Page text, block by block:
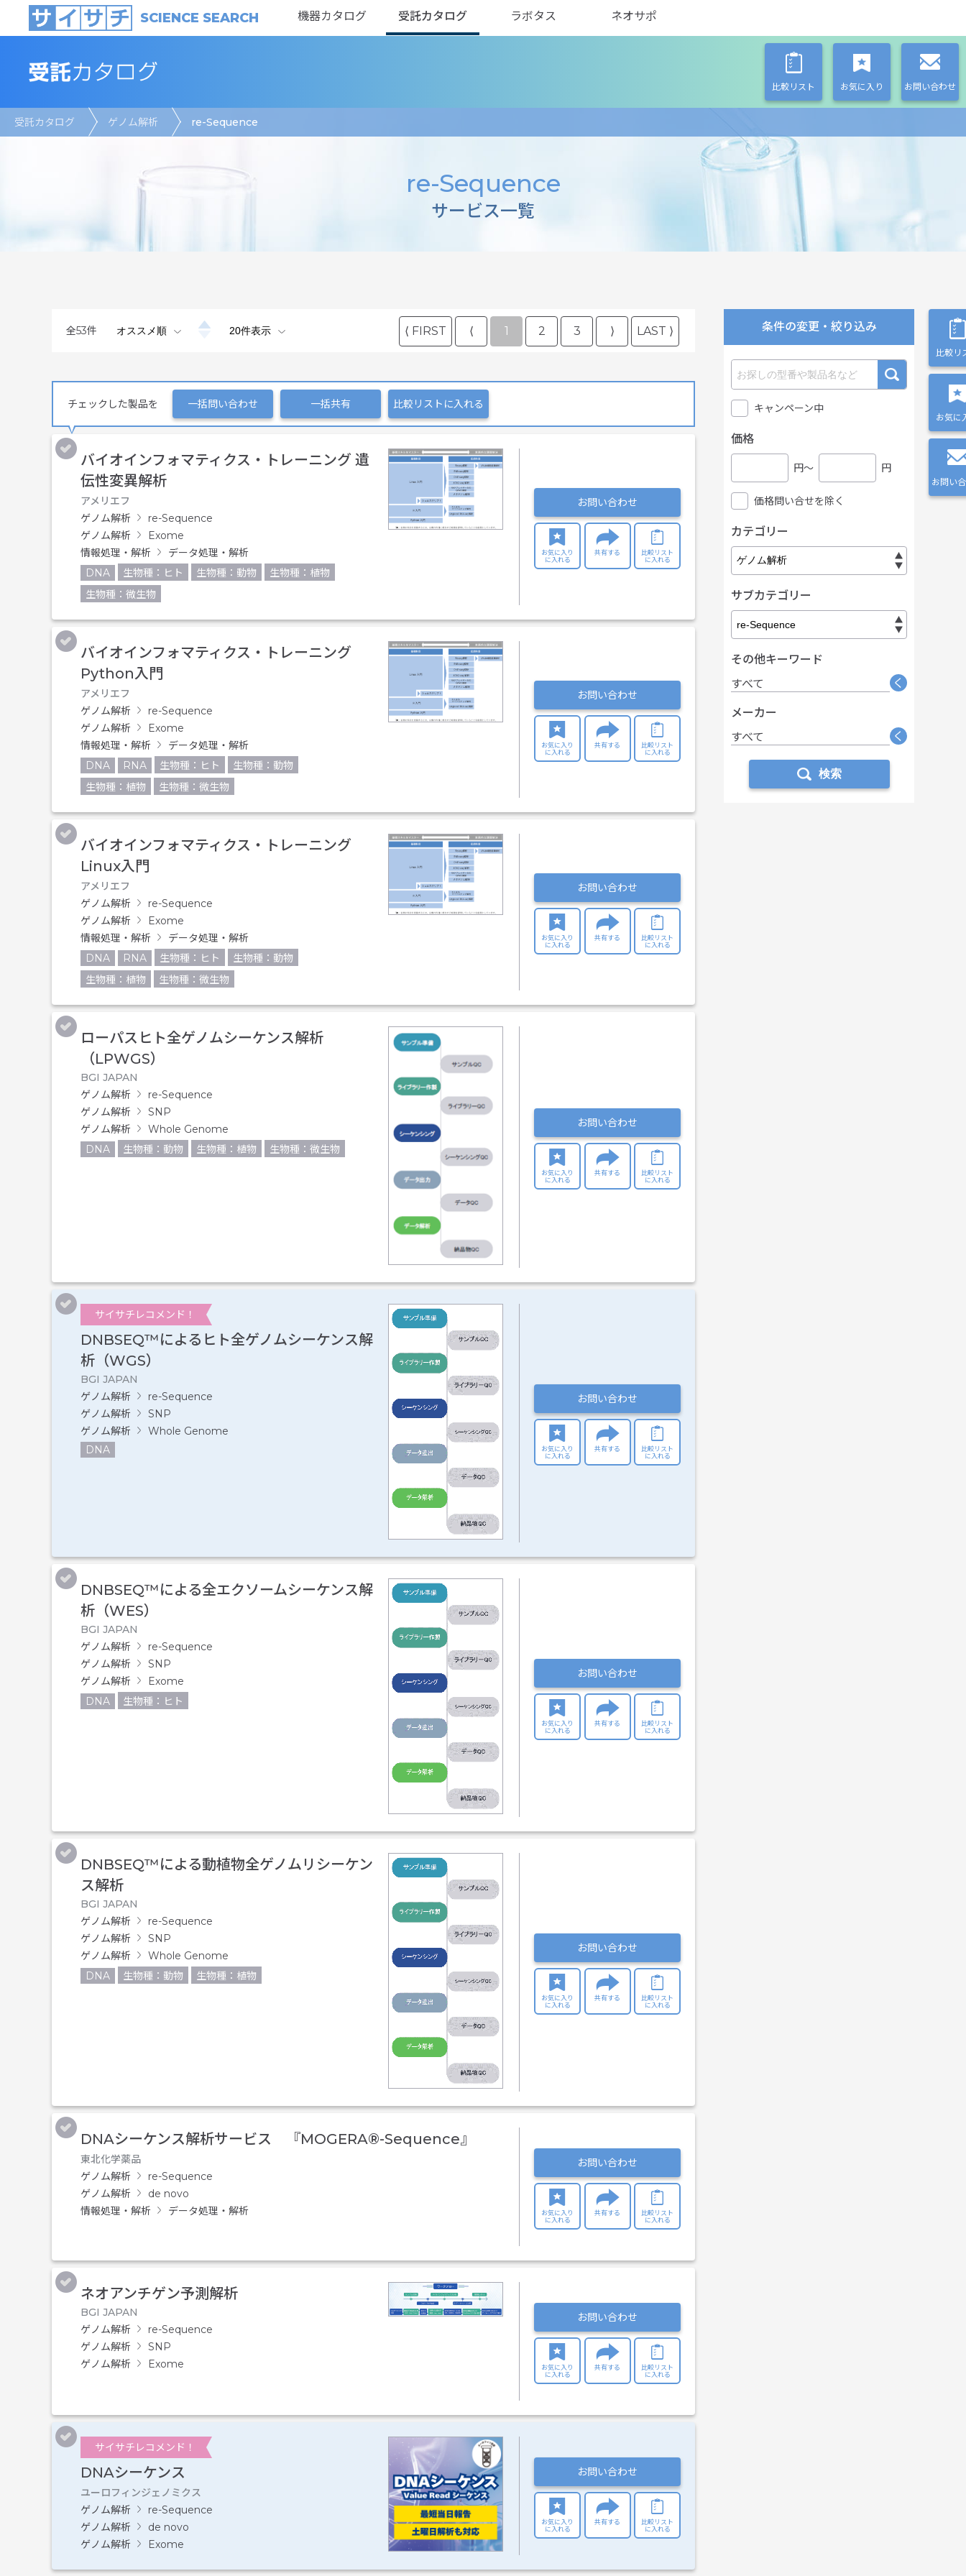
SCIENCE SEARCH 機器カタログ 受託カタログ ラボタス ネオサポ
比較リスト お気に入り お問い合わせ
受託カタログ ゲノム解析 re-Sequence
re-Sequence
サービス一覧
全53件 ⟨ FIRST ⟨ 1 2 3 ⟩ LAST ⟩
チェックした製品を 一括問い合わせ 一括共有 比較リストに入れる
バイオインフォマティクス・トレーニング 遺
伝性変異解析
アメリエフ
ゲノム解析
re-Sequence
ゲノム解析
Exome
情報処理・解析
データ処理・解析
DNA
生物種：ヒト 生物種：動物
生物種：植物
生物種：微生物
お問い合わせ
お気に入り
に入れる
共有する
比較リスト
に入れる
バイオインフォマティクス・トレーニング
Python入門
アメリエフ
ゲノム解析
re-Sequence
ゲノム解析
Exome
情報処理・解析
データ処理・解析
DNA
RNA 生物種：ヒト
生物種：動物
生物種：植物
生物種：微生物
お問い合わせ
お気に入り
に入れる
共有する
比較リスト
に入れる
バイオインフォマティクス・トレーニング
Linux入門
アメリエフ
ゲノム解析
re-Sequence
ゲノム解析
Exome
情報処理・解析
データ処理・解析
DNA
RNA 生物種：ヒト
生物種：動物
生物種：植物
生物種：微生物
お問い合わせ
お気に入り
に入れる
共有する
比較リスト
に入れる
ローパスヒト全ゲノムシーケンス解析
（LPWGS）
BGI JAPAN
ゲノム解析
re-Sequence
ゲノム解析
SNP
ゲノム解析
Whole Genome
DNA
生物種：動物 生物種：植物 生物種：微生物
お問い合わせ
お気に入り
に入れる
共有する
比較リスト
に入れる
サイサチレコメンド！
DNBSEQ™によるヒト全ゲノムシーケンス解
析（WGS）
BGI JAPAN
ゲノム解析
re-Sequence
ゲノム解析
SNP
ゲノム解析
Whole Genome
DNA
お問い合わせ
お気に入り
に入れる
共有する
比較リスト
に入れる
DNBSEQ™による全エクソームシーケンス解
析（WES）
BGI JAPAN
ゲノム解析
re-Sequence
ゲノム解析
SNP
ゲノム解析
Exome
DNA
生物種：ヒト
お問い合わせ
お気に入り
に入れる
共有する
比較リスト
に入れる
DNBSEQ™による動植物全ゲノムリシーケン
ス解析
BGI JAPAN
ゲノム解析
re-Sequence
ゲノム解析
SNP
ゲノム解析
Whole Genome
DNA
生物種：動物 生物種：植物
お問い合わせ
お気に入り
に入れる
共有する
比較リスト
に入れる
DNAシーケンス解析サービス 『MOGERA®-Sequence』
東北化学薬品
ゲノム解析
re-Sequence
ゲノム解析
de novo
情報処理・解析
データ処理・解析
お問い合わせ
お気に入り
に入れる
共有する
比較リスト
に入れる
ネオアンチゲン予測解析
BGI JAPAN
ゲノム解析
re-Sequence
ゲノム解析
SNP
ゲノム解析
Exome
お問い合わせ
お気に入り
に入れる
共有する
比較リスト
に入れる
サイサチレコメンド！
DNAシーケンス
ユーロフィンジェノミクス
ゲノム解析
re-Sequence
ゲノム解析
de novo
ゲノム解析
Exome
お問い合わせ
お気に入り
に入れる
共有する
比較リスト
に入れる
比較リ
お気に
お問い
条件の変更・絞り込み
キャンペーン中
価格
円〜 円
価格問い合せを除く
カテゴリー
サブカテゴリー
その他キーワード
すべて
く
メーカー
すべて
く
検索